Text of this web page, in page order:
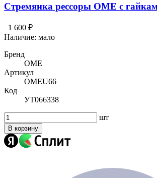
Стремянка рессоры OME с
1 600 ₽
Наличие: мало
Бренд
OME
Артикул
OMEU66
Код
УТ066338
шт
В корзину